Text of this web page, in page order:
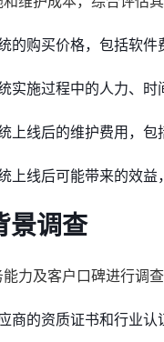
的购买价格，包括软件
实施过程中的人力、时
上线后的维护费用，包
上线后可能带来的效益
景调查
力及客户口碑进行调
商的资质证书和行业认